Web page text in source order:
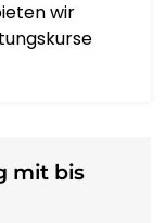
wir
mit bis